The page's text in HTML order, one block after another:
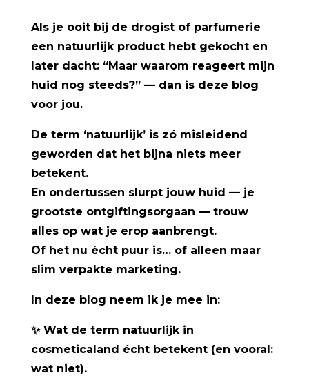
Als je ooit bij de drogist of parfumerie
een natuurlijk product hebt gekocht en
later dacht: “Maar waarom reageert mijn
huid nog steeds?” — dan is deze blog
voor jou.
De term ‘natuurlijk’ is zó misleidend
geworden dat het bijna niets meer
betekent.
En ondertussen slurpt jouw huid — je
grootste ontgiftingsorgaan — trouw
alles op wat je erop aanbrengt.
Of het nu écht puur is… of alleen maar
slim verpakte marketing.
In deze blog neem ik je mee in:
✨Wat de term natuurlijk in
cosmeticaland écht betekent (en vooral:
wat niet).